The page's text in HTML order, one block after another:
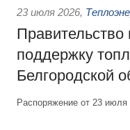
23 июля 2026,
поддержку
Белгородской
Распоряжение от 23